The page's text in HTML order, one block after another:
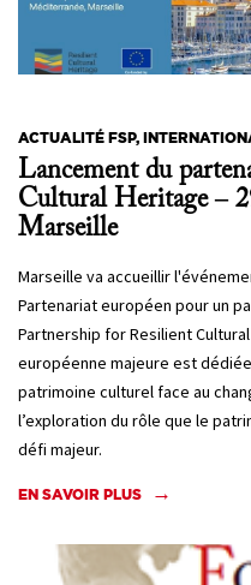
ACTUALITÉ FSP,
Lancement du
Cultural Heritage –
Marseille
Marseille va accueillir
Partenariat européen pour un
Partnership for Resilient
européenne majeure est
patrimoine culturel face au
l’exploration du rôle que le
défi majeur.
EN SAVOIR PLUS